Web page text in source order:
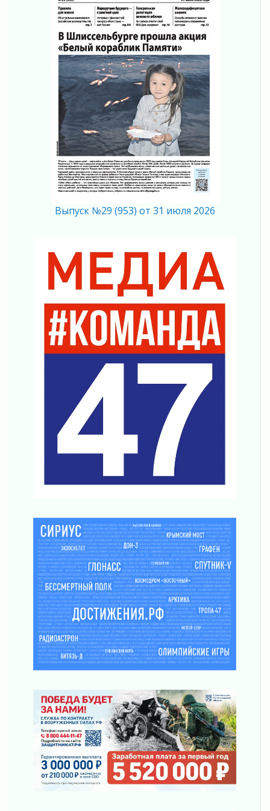
Готовность №1
02 августа 2026
Километровые столбы «Дороги жизни»
отправили на реставрацию
02 августа 2026
Ленобласть внедрила передовую подготовку
операторов БПЛА
02 августа 2026
В Ивангороде появилась «Избушка-
воробушка»
02 августа 2026
Юхла, мука, кантеле и Водяной
01 августа 2026
Лето катится с горки
01 августа 2026
Лето без гаджетов
01 августа 2026
Болезнь девственниц и вампиров
01 августа 2026
Безмолвный крик о помощи
01 августа 2026
В музей всей семьёй
Без заявлений и очередей
Не женское это дело...уверены?
01 августа 2026
Все силы в кулак
01 августа 2026
Пик топливного кризиса в регионе прошёл
31 июля 2026
О мужестве, долге и стойкости
31 июля 2026
Ленинградцы — бойцам «Барс-Ленинградец»
31 июля 2026
Маршрутами будущего — к заветной цели
31 июля 2026
«Корвет» на страже
31 июля 2026
Правила для жизни
С рабочим визитом
31 июля 2026
В Шлиссельбурге прошла акция «Белый
кораблик Памяти»
31 июля 2026
Новые возможности для творчества
31 июля 2026
Выпуск №29 (953) от 31 июля 2026